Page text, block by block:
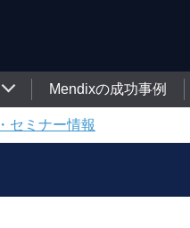
Mendixの成功事例
セミナー情報